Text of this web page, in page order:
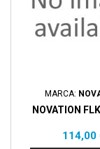
MARCA:
NOVATION
Prezzo
114,00